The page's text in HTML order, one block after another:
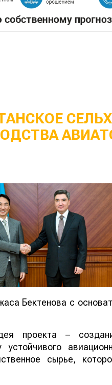
Бектенова с
проекта –
устойчивого
сырье,